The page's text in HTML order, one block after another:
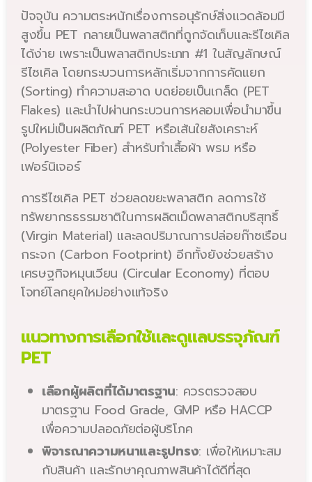
ปัจจุบัน ความตระหนักเรื่องการอนุรักษ์สิ่งแวดล้อมมี
สูงขึ้น PET กลายเป็นพลาสติกที่ถูกจัดเก็บและรีไซเคิล
ได้ง่าย เพราะเป็นพลาสติกประเภท #1 ในสัญลักษณ์
รีไซเคิล โดยกระบวนการหลักเริ่มจากการคัดแยก
(Sorting) ทำความสะอาด บดย่อยเป็นเกล็ด (PET
Flakes) และนำไปผ่านกระบวนการหลอมเพื่อนำมาขึ้น
รูปใหม่เป็นผลิตภัณฑ์ PET หรือเส้นใยสังเคราะห์
(Polyester Fiber) สำหรับทำเสื้อผ้า พรม หรือ
เฟอร์นิเจอร์
การรีไซเคิล PET ช่วยลดขยะพลาสติก ลดการใช้
ทรัพยากรธรรมชาติในการผลิตเม็ดพลาสติกบริสุทธิ์
(Virgin Material) และลดปริมาณการปล่อยก๊าซเรือน
กระจก (Carbon Footprint) อีกทั้งยังช่วยสร้าง
เศรษฐกิจหมุนเวียน (Circular Economy) ที่ตอบ
โจทย์โลกยุคใหม่อย่างแท้จริง
แนวทางการเลือกใช้และดูแลบรรจุภัณฑ์
PET
เลือกผู้ผลิตที่ได้มาตรฐาน: ควรตรวจสอบ
มาตรฐาน Food Grade, GMP หรือ HACCP
เพื่อความปลอดภัยต่อผู้บริโภค
พิจารณาความหนาและรูปทรง: เพื่อให้เหมาะสม
กับสินค้า และรักษาคุณภาพสินค้าได้ดีที่สุด